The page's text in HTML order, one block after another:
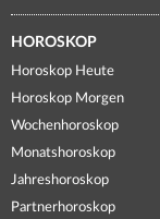
HOROSKOP
Horoskop Heute
Horoskop Morgen
Wochenhoroskop
Monatshoroskop
Jahreshoroskop
Partnerhoroskop